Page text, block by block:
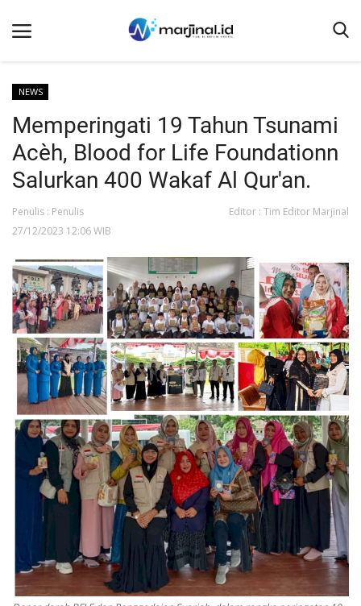
Beranda
NEWS
Redaksi
EDUKASI
LINTAS DESA
WISATA
LENSA
ADVETORIAL
OPINI
Kontak
GALERI
Ketentuan dan Layanan
Pedoman Media Siber
Privacy Policy
Alamat Kami
Tentang Kami
NEWS
Memperingati 19 Tahun Tsunami
Acèh, Blood for Life Foundationn
Salurkan 400 Wakaf Al Qur'an.
Penulis : Penulis
Editor : Tim Editor Marjinal
27/12/2023 12:06 WIB